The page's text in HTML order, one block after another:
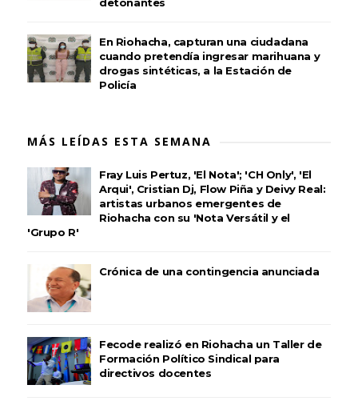
En Riohacha, capturan una ciudadana
cuando pretendía ingresar marihuana y
drogas sintéticas, a la Estación de
Policía
MÁS LEÍDAS ESTA SEMANA
Fray Luis Pertuz, 'El Nota'; 'CH Only', 'El
Arqui', Cristian Dj, Flow Piña y Deivy Real:
artistas urbanos emergentes de
Riohacha con su 'Nota Versátil y el
'Grupo R'
Crónica de una contingencia anunciada
Fecode realizó en Riohacha un Taller de
Formación Político Sindical para
directivos docentes